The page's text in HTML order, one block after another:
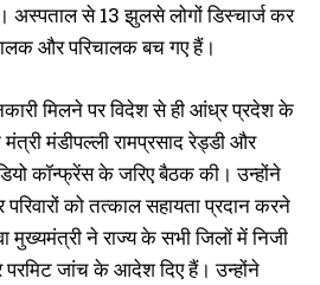
अस्पताल से 13 झुलसे लोगों डिस्चार्ज कर
और परिचालक बच गए हैं।
मिलने पर विदेश से ही आंध्र प्रदेश के
मंडीपल्ली रामप्रसाद रेड्डी और
कॉन्फ्रेंस के जरिए बैठक की। उन्होंने
को तत्काल सहायता प्रदान करने
ने राज्य के सभी जिलाें में निजी
परमिट जांच के आदेश दिए हैं। उन्होंने